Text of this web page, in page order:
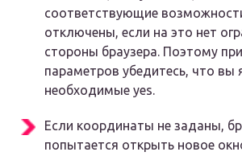
соответствующие
отключены, если на это нет
стороны браузера. Поэтому
параметров убедитесь, что вы
необходимые yes.
Если координаты не заданы,
попытается открыть новое